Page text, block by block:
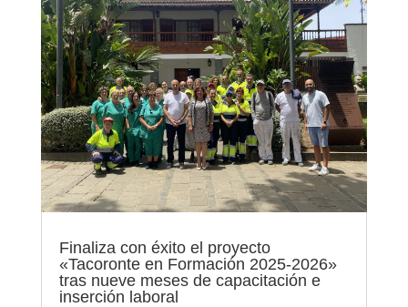
Finaliza con éxito el proyecto
«Tacoronte en Formación 2025-2026»
tras nueve meses de capacitación e
inserción laboral